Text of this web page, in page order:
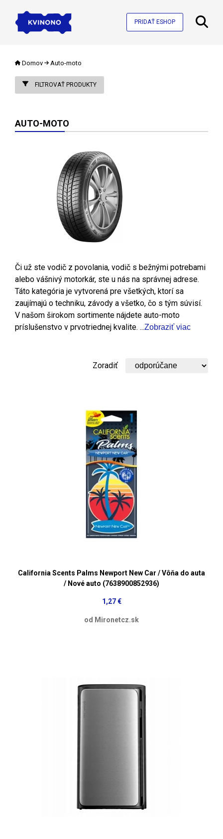
PRIDAŤ ESHOP
Domov Auto-moto
FILTROVAŤ PRODUKTY
AUTO-MOTO
Či už ste vodič z povolania, vodič s bežnými potrebami
alebo vášnivý motorkár, ste u nás na správnej adrese.
Táto kategória je vytvorená pre všetkých, ktorí sa
zaujímajú o techniku, závody a všetko, čo s tým súvisí.
V našom širokom sortimente nájdete auto-moto
príslušenstvo v prvotriednej kvalite. ...Zobraziť viac
Zoradiť
California Scents Palms Newport New Car / Vôňa do auta
/ Nové auto (7638900852936)
1,27 €
od Mironetcz.sk